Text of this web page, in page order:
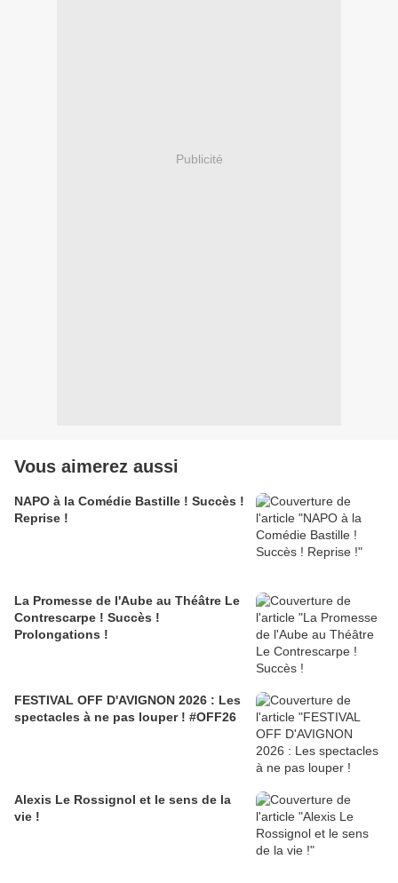
Publicité
Vous aimerez aussi
NAPO à la Comédie Bastille ! Succès !
Reprise !
La Promesse de l'Aube au Théâtre Le
Contrescarpe ! Succès !
Prolongations !
FESTIVAL OFF D'AVIGNON 2026 : Les
spectacles à ne pas louper ! #OFF26
Alexis Le Rossignol et le sens de la
vie !